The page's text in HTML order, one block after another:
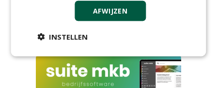
Nederland B.V.
06-08-2026, Ven Zelderheide
meer Groene Banen
AFWIJZEN
INSTELLEN